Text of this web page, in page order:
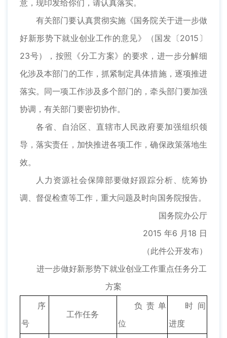
意，现印发给你们，请认真落实。
有关部门要认真贯彻实施《国务院关于进一步做
好新形势下就业创业工作的意见》（国发〔2015〕
23号），按照《分工方案》的要求，进一步分解细
化涉及本部门的工作，抓紧制定具体措施，逐项推进
落实。同一项工作涉及多个部门的，牵头部门要加强
协调，有关部门要密切协作。
各省、自治区、直辖市人民政府要加强组织领
导，落实责任，加快推进各项工作，确保政策落地生
效。
人力资源社会保障部要做好跟踪分析、统筹协
调、督促检查等工作，重大问题及时向国务院报告。
国务院办公厅
2015 年6 月18 日
（此件公开发布）
进一步做好新形势下就业创业工作重点任务分工
方案
序
号
工作任务
负责单
位
时间
进度